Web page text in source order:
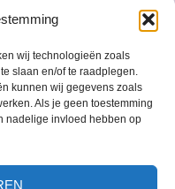
wij technologieën zoals
slaan en/of te raadplegen.
kunnen wij gegevens zoals
Als je geen toestemming
nadelige invloed hebben op